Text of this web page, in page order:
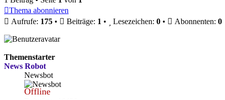
Thema abonnieren
Aufrufe: 175 • Beiträge: 1 • Lesezeichen: 0 • Abonnenten: 0
Themenstarter
News Robot
Newsbot
Offline